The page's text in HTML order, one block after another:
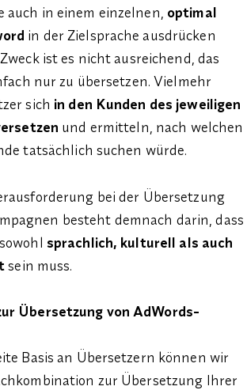
auch in einem einzelnen, optimal
in der Zielsprache ausdrücken
ist es nicht ausreichend, das
nur zu übersetzen. Vielmehr
sich in den Kunden des jeweiligen
und ermitteln, nach welchen
tatsächlich suchen würde.
bei der Übersetzung
besteht demnach darin, dass
sprachlich, kulturell als auch
sein muss.
Übersetzung von AdWords-
Basis an Übersetzern können wir
zur Übersetzung Ihrer